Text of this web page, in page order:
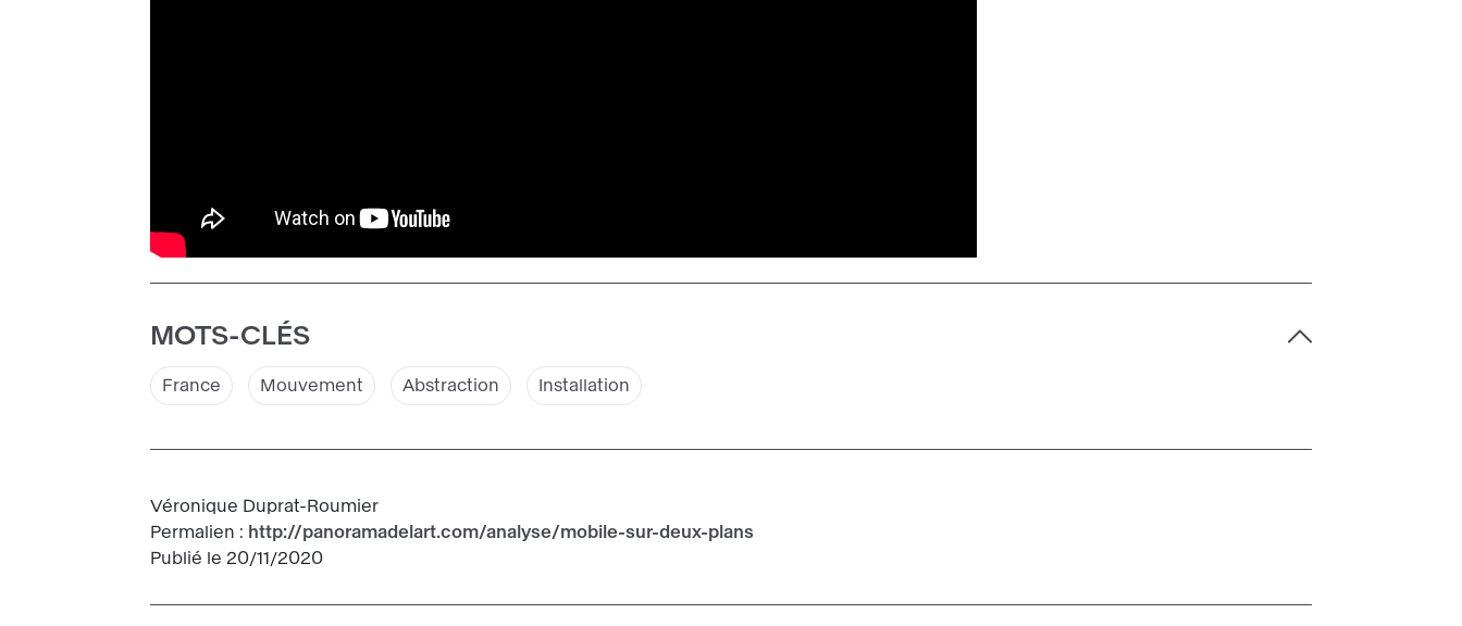
MOTS-CLÉS
France Mouvement Abstraction Installation
Véronique Duprat-Roumier
Permalien : http://panoramadelart.com/analyse/mobile-sur-deux-plans
Publié le 20/11/2020